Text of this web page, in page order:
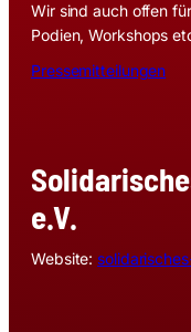
Wir sind auch offen
Podien, Workshops
Pressemitteilungen
e.V.
Website: